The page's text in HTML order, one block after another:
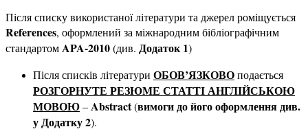
Після списку використаної літератури та джерел роміщується
References, оформлений за міжнародним бібліографічним
стандартомAPA-2010(див. Додаток 1)
Після списків літератури ОБОВ’ЯЗКОВОподається
РОЗГОРНУТЕ РЕЗЮМЕ СТАТТІ АНГЛІЙСЬКОЮ
МОВОЮ–Abstract(вимоги до його оформлення див.
у Додатку 2).